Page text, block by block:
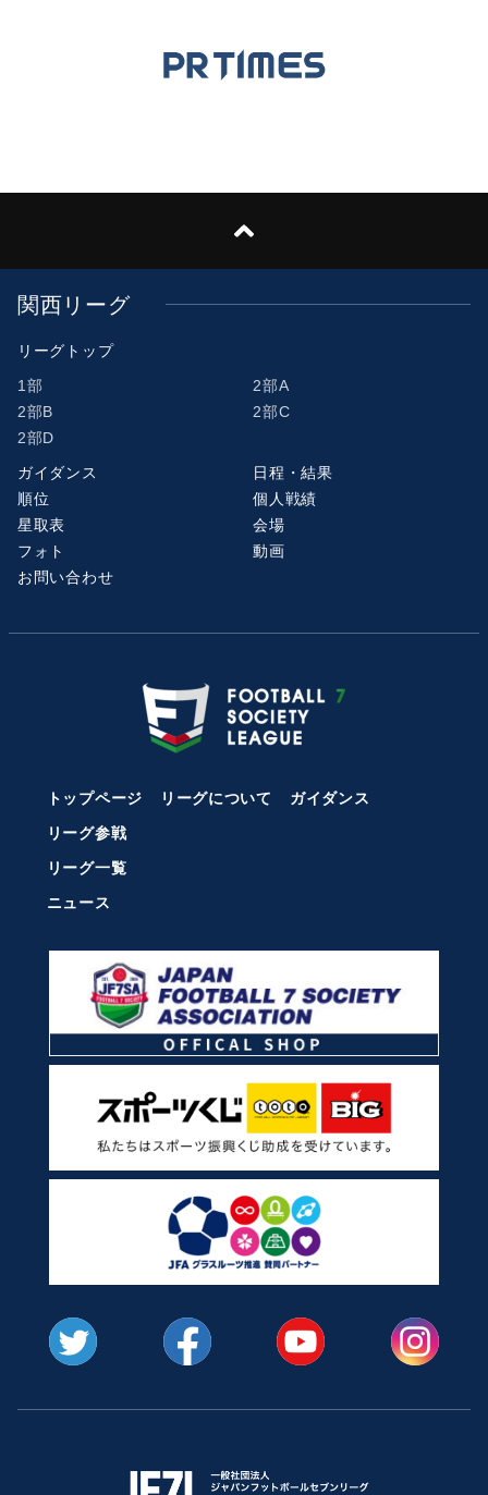
関西リーグ
リーグトップ
1部
2部A
2部B
2部C
2部D
ガイダンス
日程・結果
順位
個人戦績
星取表
会場
フォト
動画
お問い合わせ
トップページ リーグについて
ガイダンス
リーグ参戦
リーグ一覧
ニュース